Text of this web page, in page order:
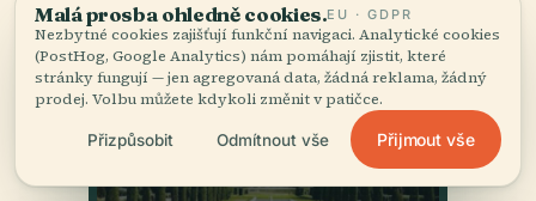
Malá prosba ohledně cookies.EU · GDPR
Nezbytné cookies zajišťují funkční navigaci. Analytické cookies
(PostHog, Google Analytics) nám pomáhají zjistit, které
stránky fungují — jen agregovaná data, žádná reklama, žádný
prodej. Volbu můžete kdykoli změnit v patičce.
Přizpůsobit Odmítnout vše Přijmout vše